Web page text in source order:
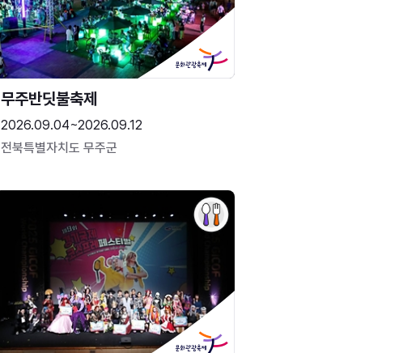
무주반딧불축제
2026.09.04~2026.09.12
전북특별자치도 무주군